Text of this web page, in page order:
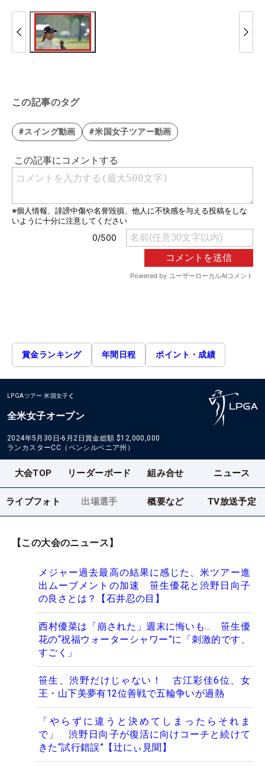
この記事のタグ
#スイング動画 #米国女子ツアー動画
賞金ランキング 年間日程 ポイント・成績
LPGAツアー 米国女子
全米女子オープン
2024年5月30日-6月2日賞金総額 $12,000,000
ランカスターCC（ペンシルベニア州）
大会TOP リーダーボード 組み合せ ニュース
ライブフォト 出場選手 概要など TV放送予定
【この大会のニュース】
メジャー過去最高の結果に感じた、米ツアー進
出ムーブメントの加速 笹生優花と渋野日向子
の良さとは？【石井忍の目】
西村優菜は「崩された」週末に悔いも… 笹生優
花の“祝福ウォーターシャワー”に「刺激的です、
すごく」
笹生、渋野だけじゃない！ 古江彩佳6位、女
王・山下美夢有12位善戦で五輪争いが過熱
「やらずに違うと決めてしまったらそれま
で」 渋野日向子が復活に向けコーチと続けて
きた“試行錯誤”【辻にぃ見聞】